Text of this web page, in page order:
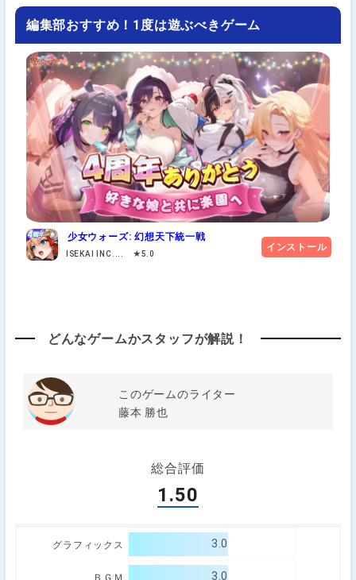
編集部おすすめ！1度は遊ぶべきゲーム
少女ウォーズ: 幻想天下統一戦
ISEKAI INC.... ★5.0
インストール
どんなゲームかスタッフが解説！
このゲームのライター
藤本 勝也
総合評価
1.50
グラフィックス 3.0
ＢＧＭ 3.0